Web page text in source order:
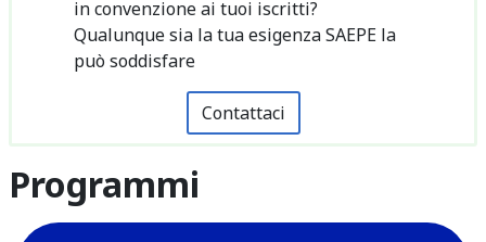
in convenzione ai tuoi iscritti?
Qualunque sia la tua esigenza SAEPE la
può soddisfare
Contattaci
Programmi